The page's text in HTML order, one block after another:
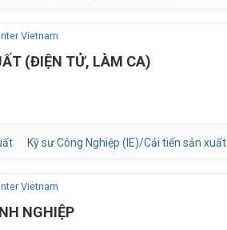
Vietnam
(ĐIỆN TỬ, LÀM CA)
Kỹ sư Công Nghiệp (IE)/Cải tiến sản xuất
Vietnam
NGHIỆP